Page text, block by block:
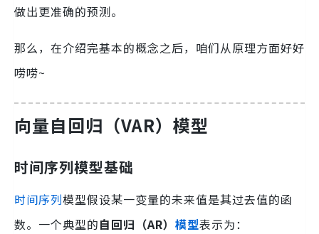
做出更准确的预测。
那么，在介绍完基本的概念之后，咱们从原理方面好好
唠唠~
向量自回归（VAR）模型
时间序列模型基础
时间序列模型假设某一变量的未来值是其过去值的函
数。一个典型的自回归（AR） 模型表示为：